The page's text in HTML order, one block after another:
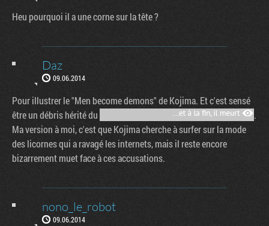
Heu pourquoi il a une corne sur la tête ?
Daz
09.06.2014
Pour illustrer le "Men become demons" de Kojima. Et c'est sensé
être un débris hérité du
.
Ma version à moi, c'est que Kojima cherche à surfer sur la mode
des licornes qui a ravagé les internets, mais il reste encore
bizarrement muet face à ces accusations.
nono_le_robot
09.06.2014